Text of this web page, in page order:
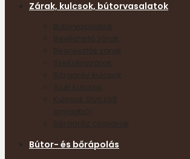
Zárak, kulcsok, bútorvasalatok
Bútorvasalatok
Bevéshető zárak
Beeresztős zárak
Szekrényzárak
Sárgaréz kulcsok
Acél kulcsok
Kulcsok ötvözött
Sárgaréz csavarok
Bútor- és bőrápolás